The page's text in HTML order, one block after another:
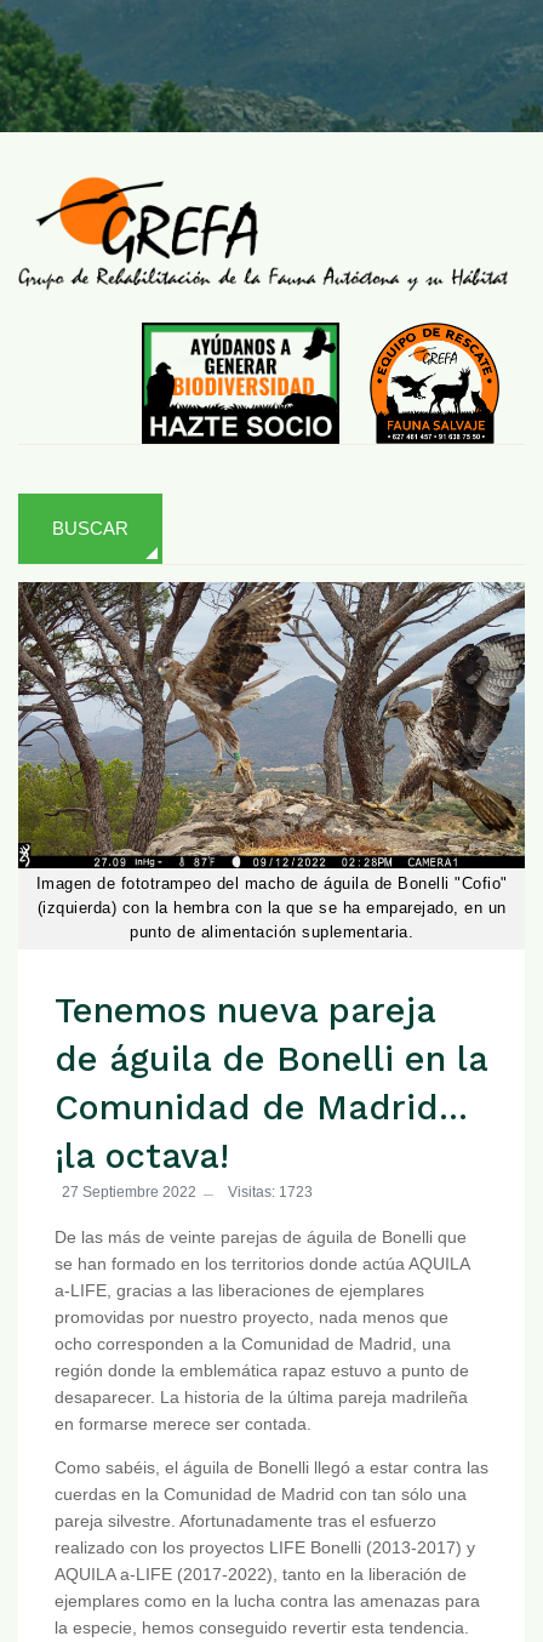
BUSCAR
Imagen de fototrampeo del macho de águila de Bonelli "Cofio"
(izquierda) con la hembra con la que se ha emparejado, en un
punto de alimentación suplementaria.
Tenemos nueva pareja
de águila de Bonelli en la
Comunidad de Madrid...
¡la octava!
27 Septiembre 2022 Visitas: 1723
De las más de veinte parejas de águila de Bonelli que
se han formado en los territorios donde actúa AQUILA
a-LIFE, gracias a las liberaciones de ejemplares
promovidas por nuestro proyecto, nada menos que
ocho corresponden a la Comunidad de Madrid, una
región donde la emblemática rapaz estuvo a punto de
desaparecer. La historia de la última pareja madrileña
en formarse merece ser contada.
Como sabéis, el águila de Bonelli llegó a estar contra las
cuerdas en la Comunidad de Madrid con tan sólo una
pareja silvestre. Afortunadamente tras el esfuerzo
realizado con los proyectos LIFE Bonelli (2013-2017) y
AQUILA a-LIFE (2017-2022), tanto en la liberación de
ejemplares como en la lucha contra las amenazas para
la especie, hemos conseguido revertir esta tendencia.